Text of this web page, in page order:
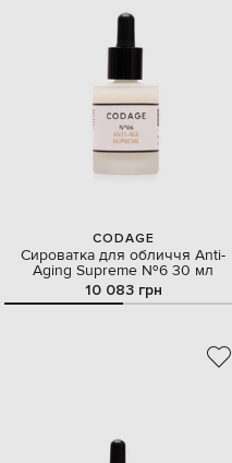
CODAGE
Сироватка для обличчя Anti-
Aging Supreme №6 30 мл
10 083 грн